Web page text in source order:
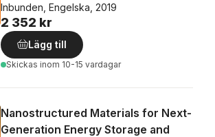
Inbunden, Engelska, 2019
2 352 kr
Lägg till
Skickas inom 10-15 vardagar
Nanostructured Materials for Next-
Generation Energy Storage and